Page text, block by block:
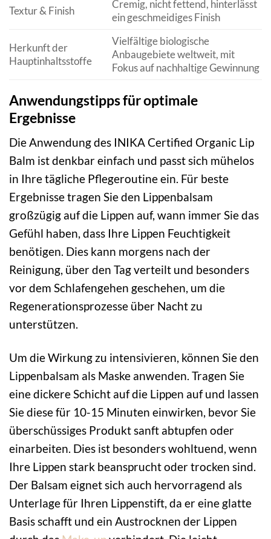
Textur & Finish
Cremig, nicht fettend, hinterlässt
ein geschmeidiges Finish
Herkunft der
Hauptinhaltsstoffe
Vielfältige biologische
Anbaugebiete weltweit, mit
Fokus auf nachhaltige Gewinnung
Anwendungstipps für optimale
Ergebnisse
Die Anwendung des INIKA Certified Organic Lip
Balm ist denkbar einfach und passt sich mühelos
in Ihre tägliche Pflegeroutine ein. Für beste
Ergebnisse tragen Sie den Lippenbalsam
großzügig auf die Lippen auf, wann immer Sie das
Gefühl haben, dass Ihre Lippen Feuchtigkeit
benötigen. Dies kann morgens nach der
Reinigung, über den Tag verteilt und besonders
vor dem Schlafengehen geschehen, um die
Regenerationsprozesse über Nacht zu
unterstützen.
Um die Wirkung zu intensivieren, können Sie den
Lippenbalsam als Maske anwenden. Tragen Sie
eine dickere Schicht auf die Lippen auf und lassen
Sie diese für 10-15 Minuten einwirken, bevor Sie
überschüssiges Produkt sanft abtupfen oder
einarbeiten. Dies ist besonders wohltuend, wenn
Ihre Lippen stark beansprucht oder trocken sind.
Der Balsam eignet sich auch hervorragend als
Unterlage für Ihren Lippenstift, da er eine glatte
Basis schafft und ein Austrocknen der Lippen